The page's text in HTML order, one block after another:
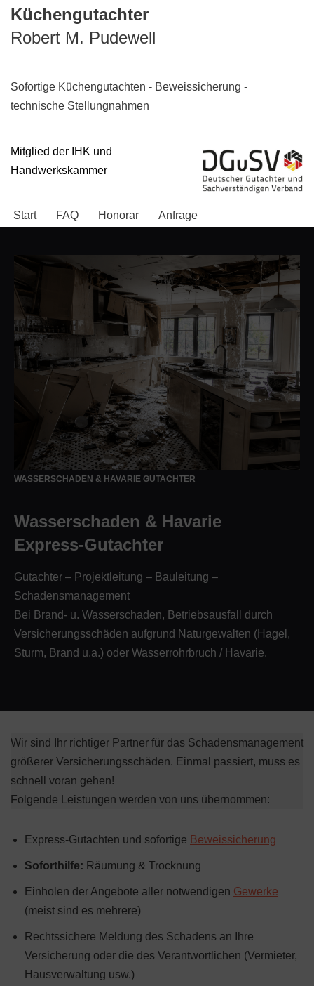
Zum
Küchengutachter
Robert M. Pudewell
Sofortige Küchengutachten - Beweissicherung -
technische Stellungnahmen
Mitglied der IHK und
Handwerkskammer
Start FAQ Honorar Anfrage
WASSERSCHADEN & HAVARIE GUTACHTER
Wasserschaden & Havarie
Express-Gutachter
Gutachter – Projektleitung – Bauleitung –
Schadensmanagement
Bei Brand- u. Wasserschaden, Betriebsausfall durch
Versicherungsschäden aufgrund Naturgewalten (Hagel,
Sturm, Brand u.a.) oder Wasserrohrbruch / Havarie.
Wir sind Ihr richtiger Partner für das Schadensmanagement
größerer Versicherungsschäden. Einmal passiert, muss es
schnell voran gehen!
Folgende Leistungen werden von uns übernommen:
Express-Gutachten und sofortige Beweissicherung
Soforthilfe: Räumung & Trocknung
Einholen der Angebote aller notwendigen Gewerke
(meist sind es mehrere)
Rechtssichere Meldung des Schadens an Ihre
Versicherung oder die des Verantwortlichen (Vermieter,
Hausverwaltung usw.)